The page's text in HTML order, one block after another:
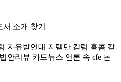
서 소개 찾기
자유발언대 지텔만 칼럼 홀콤 칼
안리뷰 카드뉴스 언론 속 cfe 논